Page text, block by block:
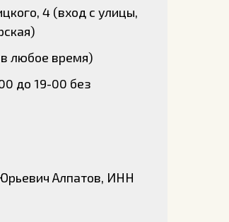
4 (вход с улицы,
любое время)
до 19-00 без
Алпатов, ИНН